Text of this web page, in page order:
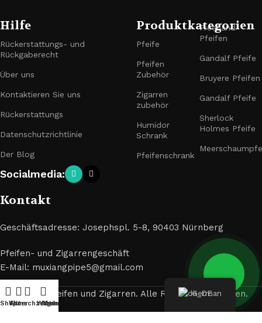
Hilfe
Rückerstattungs- und
Rückgaberecht
Über uns
Kontaktieren Sie uns
Rückerstattungs
Datenschutzrichtlinie
Der Blog
Produktkategorien
Pfeife
Pfeifen
Zubehör
Zigarren
zubehör
Humidor
Schrank
Pfeifenschrank
Freehand-
Pfeifen
Gandalf Pfeife
Bruyere Pfeifen
Gandalf Pfeife
Sherlock
Holmes Pfeife
Socialmedia:
Kontakt
Geschäftsadresse: Josephspl. 5-8, 90403 Nürnberg
Pfeifen- und Zigarrengeschäft
E-Mail: muxiangpipe5@gmail.com
© 2024 Pfeifen und Zigarren. Alle Rechte vorbehalten.
ShopFilter
Wunschzettel
Wagen
Mein Konto
German